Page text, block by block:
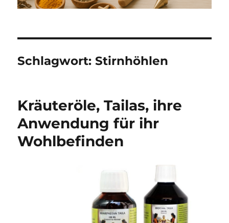
Schlagwort:Stirnhöhlen
Kräuteröle, Tailas, ihre
Anwendung für ihr
Wohlbefinden